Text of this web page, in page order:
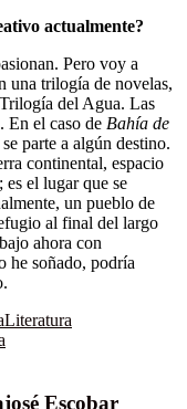
actualmente?
Pero voy a
una trilogía de novelas,
del Agua. Las
En el caso de Bahía de
parte a algún destino.
continental, espacio
es el lugar que se
un pueblo de
al final del largo
ahora con
he soñado, podría
Literatura
Escobar